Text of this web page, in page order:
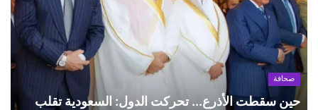
صحافة
حين سقطت الأذرع... تحركت الدول: السعودية تقلب